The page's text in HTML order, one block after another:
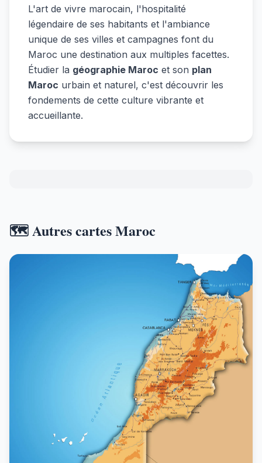
L'art de vivre marocain, l'hospitalité
légendaire de ses habitants et l'ambiance
unique de ses villes et campagnes font du
Maroc une destination aux multiples facettes.
Étudier la géographie Maroc et son plan
Maroc urbain et naturel, c'est découvrir les
fondements de cette culture vibrante et
accueillante.
🗺️ Autres cartes Maroc